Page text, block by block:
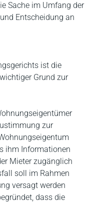
Sache im Umfang der
Entscheidung an
ist die
Grund zur
zur
ihm Informationen
Mieter zugänglich
soll im Rahmen
versagt werden
dass die